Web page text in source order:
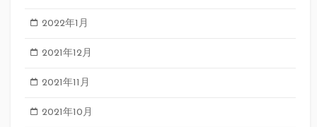
2022年1月
2021年12月
2021年11月
2021年10月